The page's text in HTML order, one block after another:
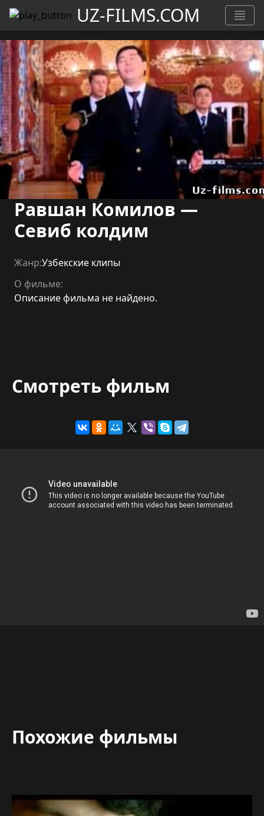
UZ-FILMS.COM
Равшан Комилов —
Севиб колдим
Жанр:Узбекские клипы
О фильме:
Описание фильма не найдено.
Смотреть фильм
Похожие фильмы